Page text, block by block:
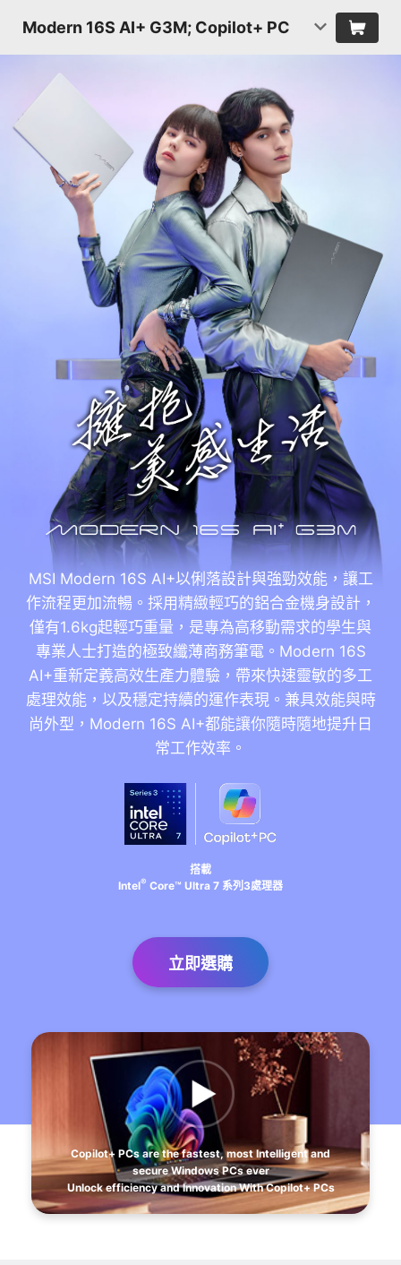
Modern 16S AI+ G3M; Copilot+ PC
MSI Modern 16S AI+以俐落設計與強勁效能，讓工
作流程更加流暢。採用精緻輕巧的鋁合金機身設計，
僅有1.6kg起輕巧重量，是專為高移動需求的學生與
專業人士打造的極致纖薄商務筆電。Modern 16S
AI+重新定義高效生產力體驗，帶來快速靈敏的多工
處理效能，以及穩定持續的運作表現。兼具效能與時
尚外型，Modern 16S AI+都能讓你隨時隨地提升日
常工作效率。
搭載
Intel® Core™ Ultra 7 系列3處理器
立即選購
Copilot+ PCs are the fastest, most Intelligent and
secure Windows PCs ever
Unlock efficiency and Innovation With Copilot+ PCs